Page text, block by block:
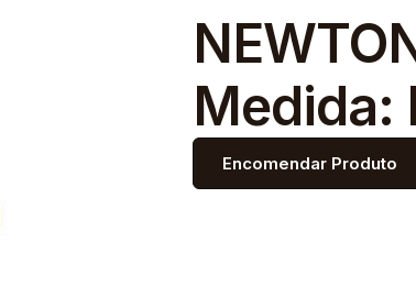
Medida:
Encomendar Produto